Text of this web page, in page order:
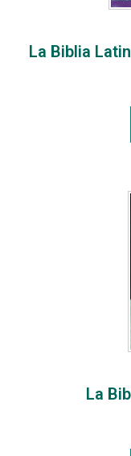
La Biblia
La